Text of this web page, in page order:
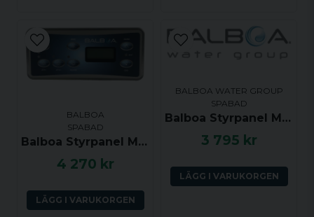
BALBOA
SPABAD
Balboa Styrpanel ML551 - Jets 1, Light, Mode, Jets 2, Jets 3, Jets 4, Warm, Cool - 55600
4 270 kr
LÄGG I VARUKORGEN
BALBOA WATER GROUP
SPABAD
Balboa Styrpanel ML551 - Light, Mode, Jets 1, Jets 2, Blower, Warm, Cool - 53502
3 795 kr
LÄGG I VARUKORGEN